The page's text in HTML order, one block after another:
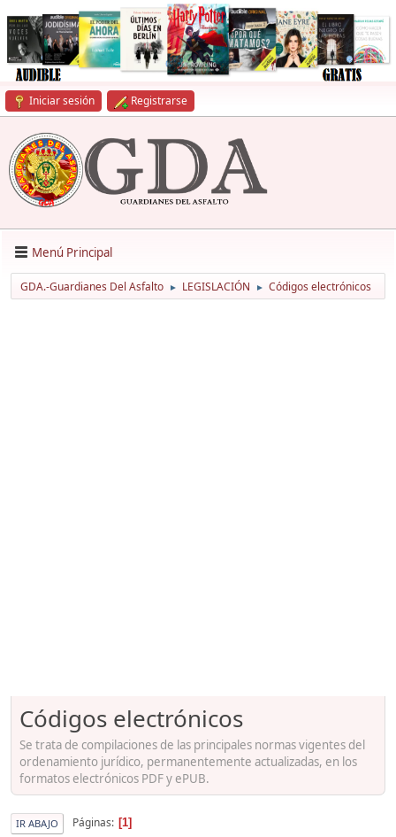
Iniciar sesión Registrarse
Menú Principal
GDA.-Guardianes Del Asfalto ► LEGISLACIÓN ► Códigos electrónicos
Códigos electrónicos
Se trata de compilaciones de las principales normas vigentes del
ordenamiento jurídico, permanentemente actualizadas, en los
formatos electrónicos PDF y ePUB.
IR ABAJO Páginas 1